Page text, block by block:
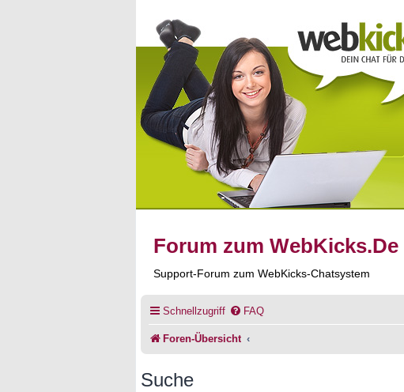
Forum zum WebKicks.De
Support-Forum zum WebKicks-Chatsystem
Schnellzugriff FAQ
Foren-Übersicht
Suche